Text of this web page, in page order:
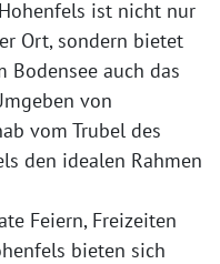
ist nicht nur
Ort, sondern bietet
Bodensee auch das
von
vom Trubel des
den idealen Rahmen
Feiern, Freizeiten
bieten sich